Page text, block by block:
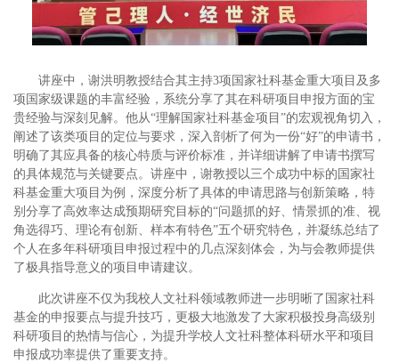
讲座中，谢洪明教授结合其主持3项国家社科基金重大项目及多
项国家级课题的丰富经验，系统分享了其在科研项目申报方面的宝
贵经验与深刻见解。他从“理解国家社科基金项目”的宏观视角切入，
阐述了该类项目的定位与要求，深入剖析了何为一份“好”的申请书，
明确了其应具备的核心特质与评价标准，并详细讲解了申请书撰写
的具体规范与关键要点。讲座中，谢教授以三个成功中标的国家社
科基金重大项目为例，深度分析了具体的申请思路与创新策略，特
别分享了高效率达成预期研究目标的“问题抓的好、情景抓的准、视
角选得巧、理论有创新、样本有特色”五个研究特色，并凝练总结了
个人在多年科研项目申报过程中的几点深刻体会，为与会教师提供
了极具指导意义的项目申请建议。
此次讲座不仅为我校人文社科领域教师进一步明晰了国家社科
基金的申报要点与提升技巧，更极大地激发了大家积极投身高级别
科研项目的热情与信心，为提升学校人文社科整体科研水平和项目
申报成功率提供了重要支持。